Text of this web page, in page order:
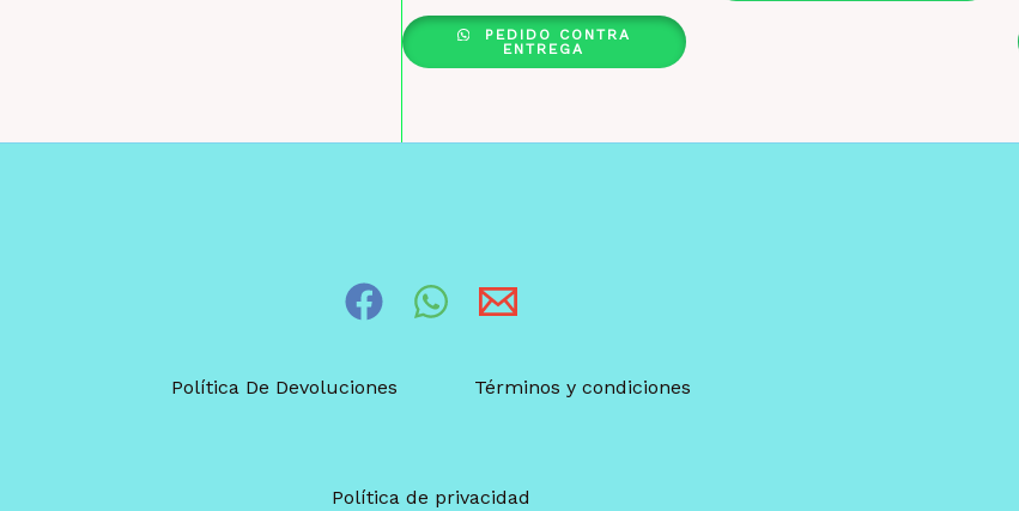
PEDIDO CONTRA
ENTREGA
Política De Devoluciones Términos y condiciones
Política de privacidad